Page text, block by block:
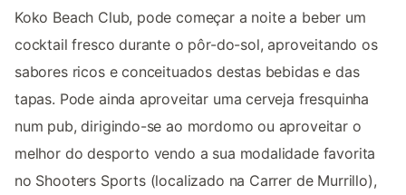
Koko Beach Club, pode começar a noite a beber um
cocktail fresco durante o pôr-do-sol, aproveitando os
sabores ricos e conceituados destas bebidas e das
tapas. Pode ainda aproveitar uma cerveja fresquinha
num pub, dirigindo-se ao mordomo ou aproveitar o
melhor do desporto vendo a sua modalidade favorita
no Shooters Sports (localizado na Carrer de Murrillo),